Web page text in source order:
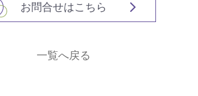
お問合せはこちら
一覧へ戻る